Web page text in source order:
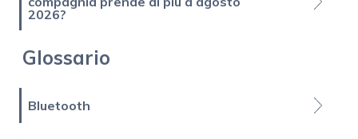
2026?
Glossario
Bluetooth